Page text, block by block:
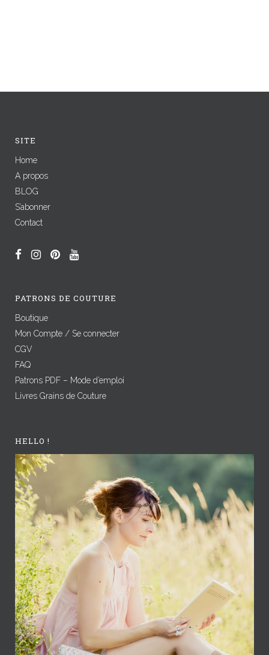
SITE
Home
A propos
BLOG
S’abonner
Contact
PATRONS DE COUTURE
Boutique
Mon Compte / Se connecter
CGV
FAQ
Patrons PDF – Mode d’emploi
Livres Grains de Couture
HELLO !